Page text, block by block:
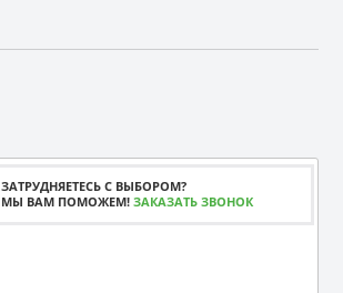
ЗАТРУДНЯЕТЕСЬ С ВЫБОРОМ?
МЫ ВАМ ПОМОЖЕМ! ЗАКАЗАТЬ ЗВОНОК